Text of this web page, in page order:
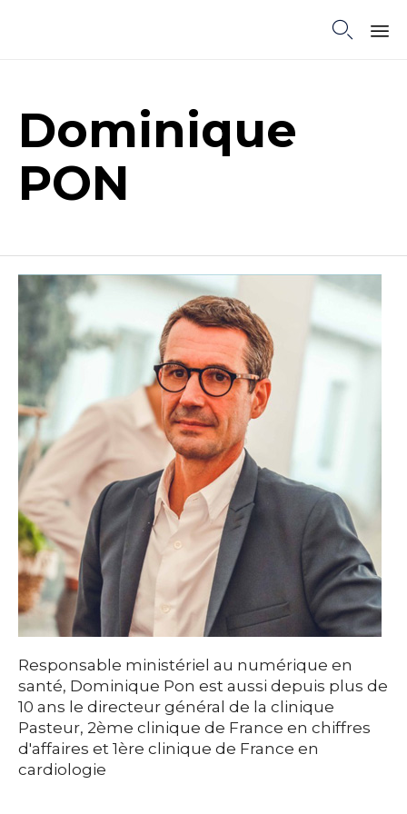

Dominique
PON
Responsable ministériel au numérique en
santé, Dominique Pon est aussi depuis plus de
10 ans le directeur général de la clinique
Pasteur, 2ème clinique de France en chiffres
d'affaires et 1ère clinique de France en
cardiologie